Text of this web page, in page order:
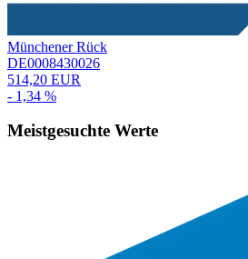
Münchener Rück
DE0008430026
514,20 EUR
- 1,34 %
Meistgesuchte Werte